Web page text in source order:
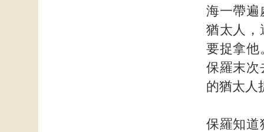
海一帶遍
猶太人，
要捉拿他
保羅末次
的猶太人
保羅知道